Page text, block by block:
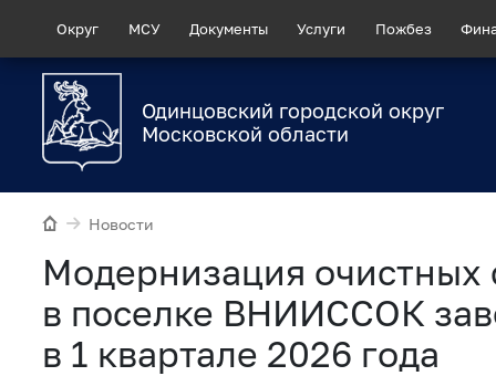
Округ МСУ Документы Услуги Пожбез
Одинцовский городской округ
Московской области
Новости
Модернизация
в поселке ВНИИССОК
в 1 квартале 2026 года